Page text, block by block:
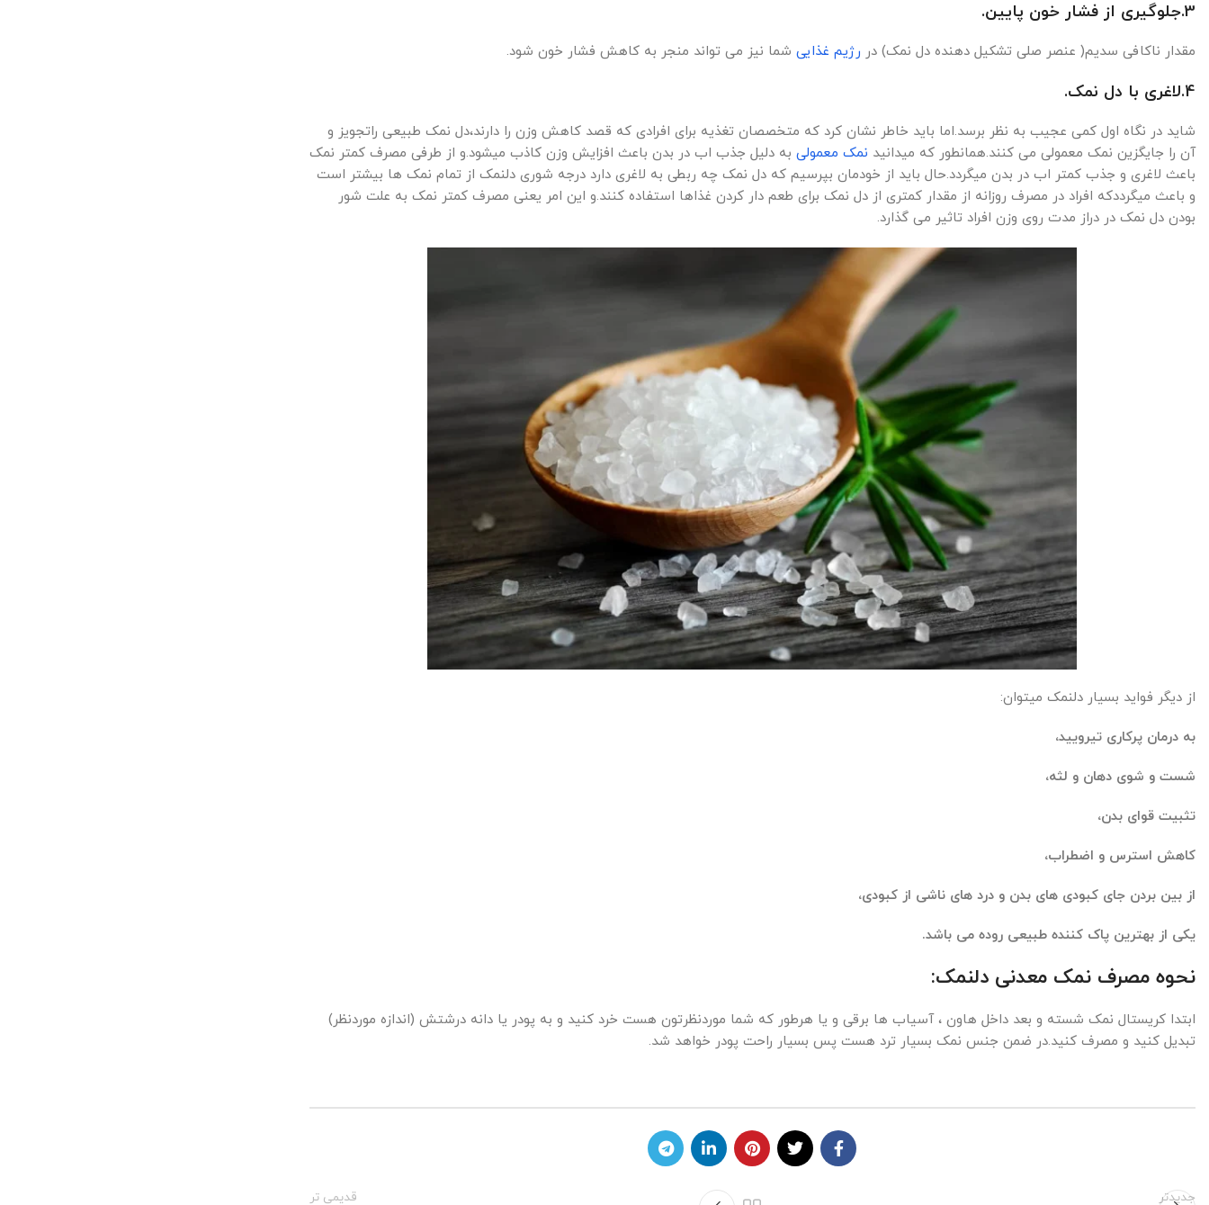
3.جلوگیری از فشار خون پایین.
مقدار ناکافی سدیم( عنصر صلی تشکیل دهنده دل نمک) در رژیم غذایی شما نیز می تواند منجر به کاهش فشار خون شود.
4.لاغری با دل نمک.
شاید در نگاه اول کمی عجیب به نظر برسد.اما باید خاطر نشان کرد که متخصصان تغذیه برای افرادی که قصد کاهش وزن را دارند،دل نمک طبیعی راتجویز و
آن را جایگزین نمک معمولی می کنند.همانطور که میدانید نمک معمولی به دلیل جذب اب در بدن باعث افزایش وزن کاذب میشود.و از طرفی مصرف کمتر نمک
باعث لاغری و جذب کمتر اب در بدن میگردد.حال باید از خودمان بپرسیم که دل نمک چه ربطی به لاغری دارد درجه شوری دلنمک از تمام نمک ها بیشتر است
و باعث میگرددکه افراد در مصرف روزانه از مقدار کمتری از دل نمک برای طعم دار کردن غذاها استفاده کنند.و این امر یعنی مصرف کمتر نمک به علت شور
بودن دل نمک در دراز مدت روی وزن افراد تاثیر می گذارد.
از دیگر فواید بسیار دلنمک میتوان:
به درمان پرکاری تیرویید،
شست و شوی دهان و لثه،
تثبیت قوای بدن،
کاهش استرس و اضطراب،
از بین بردن جای کبودی های بدن و درد های ناشی از کبودی،
یکی از بهترین پاک کننده طبیعی روده می باشد.
نحوه مصرف نمک معدنی دلنمک:
ابتدا کریستال نمک شسته و بعد داخل هاون ، آسیاب ها برقی و یا هرطور که شما موردنظرتون هست خرد کنید و به پودر یا دانه درشتش (اندازه موردنظر)
تبدیل کنید و مصرف کنید.در ضمن جنس نمک بسیار ترد هست پس بسیار راحت پودر خواهد شد.
جدیدتر قدیمی تر